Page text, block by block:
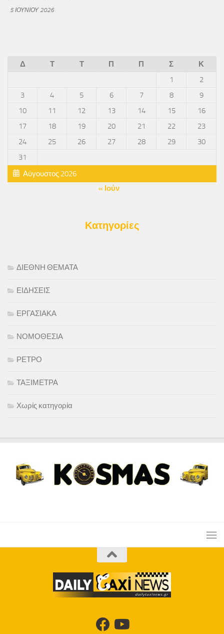
5 ΙΟΥΝΊΟΥ 2026
Αύγουστος 2026
Δ Τ Τ Π Π Σ
Κ
1
2
3
4 5 6 7 8
9
10
11 12 13 14 15
16
17
18 19 20 21 22
23
24
25 26 27 28 29
30
31
« Ιούν
Κατηγορίες
ΔΙΕΘΝΗ ΘΕΜΑΤΑ
ΕΙΔΗΣΕΙΣ
ΕΡΓΑΣΙΑΚΑ
ΝΟΜΟΘΕΣΙΑ
ΡΕΤΡΟ
ΤΑΞΙΜΕΤΡΑ
Χωρίς κατηγορία